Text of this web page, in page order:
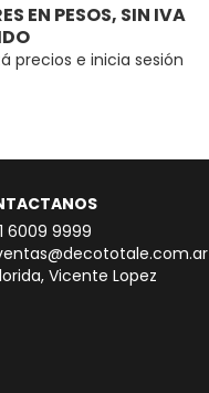
EN PESOS, SIN IVA
precios e inicia sesión
6009 9999
Vicente Lopez